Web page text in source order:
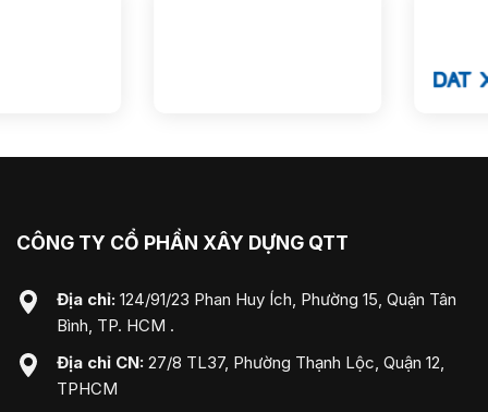
CÔNG TY CỔ PHẦN XÂY DỰNG QTT
Địa chỉ: 124/91/23 Phan Huy Ích, Phường 15, Quận Tân
Bình, TP. HCM .
Địa chỉ CN: 27/8 TL37, Phường Thạnh Lộc, Quận 12,
TPHCM